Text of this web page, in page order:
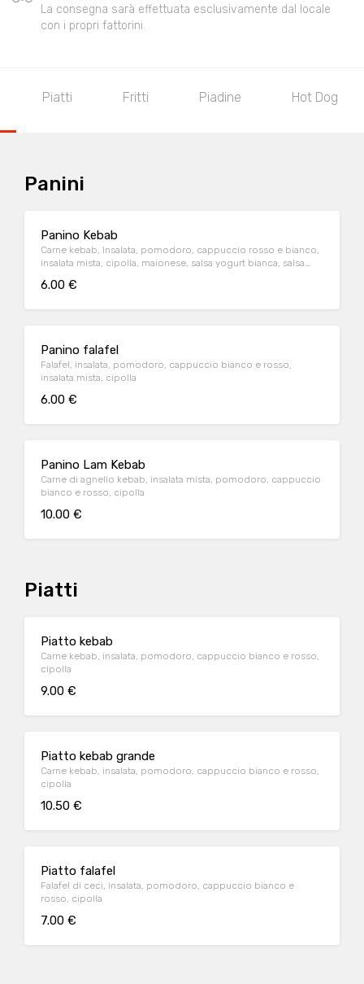
La consegna sarà effettuata esclusivamente dal locale
con i propri fattorini.
Piatti Fritti Piadine Hot Dog
Panini
Panino Kebab
Carne kebab, Insalata, pomodoro, cappuccio rosso e bianco,
insalata mista, cipolla, maionese, salsa yogurt bianca, salsa
6.00 €
Panino falafel
Falafel, insalata, pomodoro, cappuccio bianco e rosso,
insalata mista, cipolla
6.00 €
Panino Lam Kebab
Carne di agnello kebab, insalata mista, pomodoro, cappuccio
bianco e rosso, cipolla
10.00 €
Piatti
Piatto kebab
Carne kebab, insalata, pomodoro, cappuccio bianco e rosso,
cipolla
9.00 €
Piatto kebab grande
Carne kebab, insalata, pomodoro, cappuccio bianco e rosso,
cipolla
10.50 €
Piatto falafel
Falafel di ceci, insalata, pomodoro, cappuccio bianco e
rosso, cipolla
7.00 €